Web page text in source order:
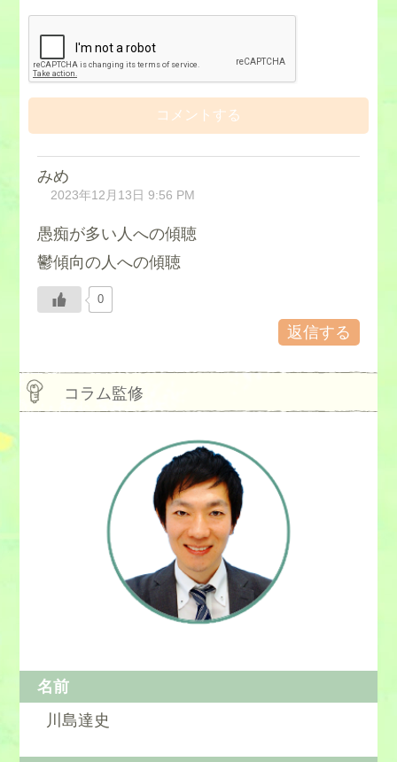
みめ
2023年12月13日 9:56 PM
愚痴が多い人への傾聴
鬱傾向の人への傾聴
0
返信する
コラム監修
名前
川島達史